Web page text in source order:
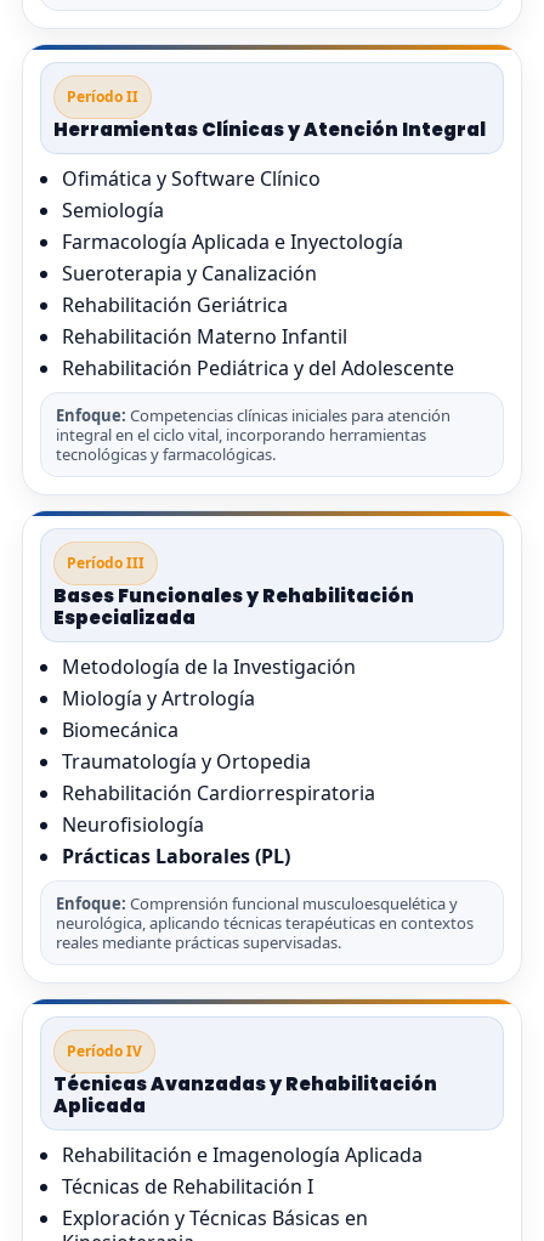
Período II
Herramientas Clínicas y Atención Integral
Ofimática y Software Clínico
Semiología
Farmacología Aplicada e Inyectología
Sueroterapia y Canalización
Rehabilitación Geriátrica
Rehabilitación Materno Infantil
Rehabilitación Pediátrica y del Adolescente
Enfoque: Competencias clínicas iniciales para atención
integral en el ciclo vital, incorporando herramientas
tecnológicas y farmacológicas.
Período III
Bases Funcionales y Rehabilitación
Especializada
Metodología de la Investigación
Miología y Artrología
Biomecánica
Traumatología y Ortopedia
Rehabilitación Cardiorrespiratoria
Neurofisiología
Prácticas Laborales (PL)
Enfoque: Comprensión funcional musculoesquelética y
neurológica, aplicando técnicas terapéuticas en contextos
reales mediante prácticas supervisadas.
Período IV
Técnicas Avanzadas y Rehabilitación
Aplicada
Rehabilitación e Imagenología Aplicada
Técnicas de Rehabilitación I
Exploración y Técnicas Básicas en